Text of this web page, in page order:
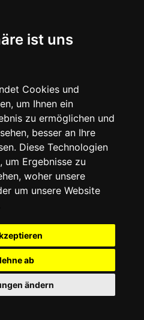
ist uns
Cookies und
um Ihnen ein
zu ermöglichen und
besser an Ihre
Diese Technologien
um Ergebnisse zu
woher unsere
um unsere Website
ab
ändern